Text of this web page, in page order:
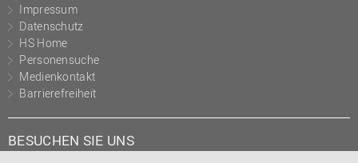
Science to Business GmbH
Studierendensekretariat
Studium und Lehre
Transfer- und
Impressum
Datenschutz
HS Home
Personensuche
Medienkontakt
Barrierefreiheit
BESUCHEN SIE UNS